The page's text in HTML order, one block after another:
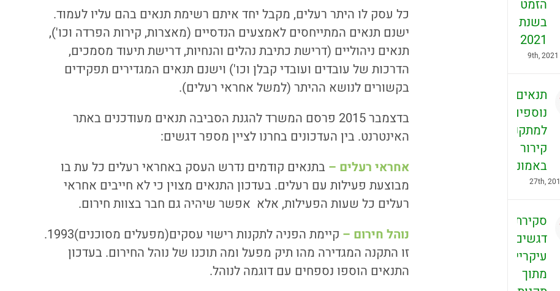
כל עסק לו היתר רעלים, מקבל יחד איתם רשימת תנאים בהם עליו לעמוד.
ישנם תנאים המתייחסים לאמצעים הנדסיים (מאצרות, קירות הפרדה וכו'),
תנאים ניהוליים (דרישת כתיבת נהלים והנחיות, דרישת תיעוד מסמכים,
הדרכות של עובדים ועובדי קבלן וכו') וישנם תנאים המגדירים תפקידים
בקשורים לנושא ההיתר (למשל אחראי רעלים).
בדצמבר 2015 פרסם המשרד להגנת הסביבה תנאים מעודכנים באתר
האינטרנט. בין העדכונים בחרנו לציין מספר דגשים:
אחראי רעלים – בתנאים קודמים נדרש העסק באחראי רעלים כל עת בו
מבוצעת פעילות עם רעלים. בעדכון התנאים מצוין כי לא חייבים אחראי
רעלים כל שעות הפעילות, אלא אפשר שיהיה גם חבר בצוות חירום.
נוהל חירום –
קיימת הפניה לתקנות רישוי עסקים(מפעלים מסוכנים)1993.
זו התקנה המגדירה מהו תיק מפעל ומה תוכנו של נוהל החירום. בעדכון
התנאים הוספו נספחים עם דוגמה לנוהל.
הזמט
בשנת
2021
תנאים
נוספים
למתקני
קירור
באמוניה
סקירת
דגשים
עיקריים
מתוך